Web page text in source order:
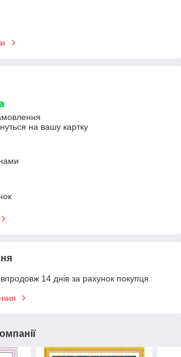
на вашу картку
14 днів за рахунок покупця